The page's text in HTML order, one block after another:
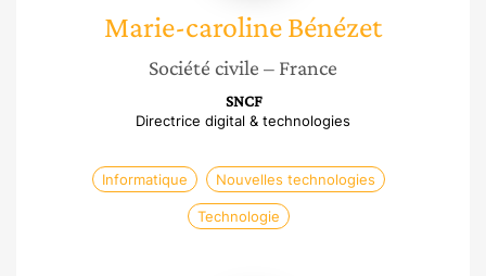
Marie-carolineBénézet
Société civile – France
SNCF
Directrice digital & technologies
Informatique Nouvelles technologies
Technologie